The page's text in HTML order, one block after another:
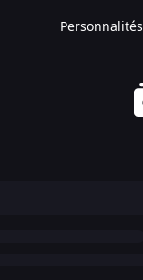
Personnalités